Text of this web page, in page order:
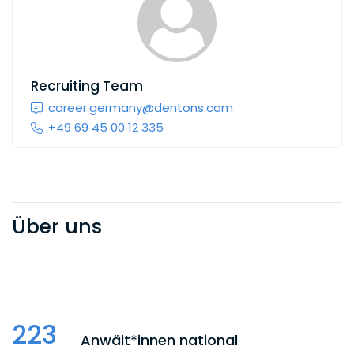
Recruiting Team
career.germany@dentons.com
+49 69 45 00 12 335
Über uns
223 Anwält*innen national